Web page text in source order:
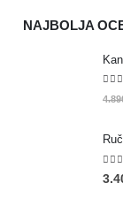
NAJBOLJA